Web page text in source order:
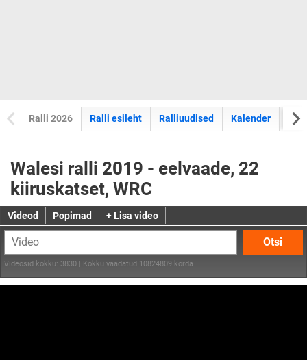
Ralli 2026 Ralli esileht Ralliuudised Kalender
Walesi ralli 2019 - eelvaade, 22
kiiruskatset, WRC
Videod Popimad + Lisa video
Otsi
Videosid kokku: 3830 | Kokku vaadatud 10824809 korda